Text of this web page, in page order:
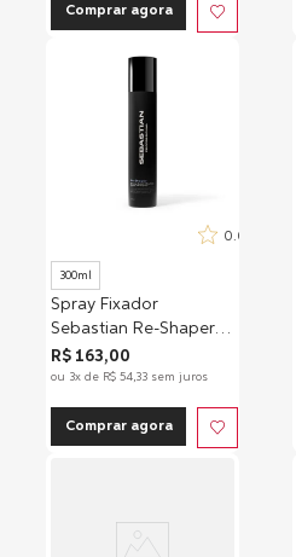
Comprar agora
0.0
300ml
Spray Fixador
Sebastian Re-Shaper
300ml
R$ 163,00
ou 3x de R$ 54,33 sem juros
Comprar agora